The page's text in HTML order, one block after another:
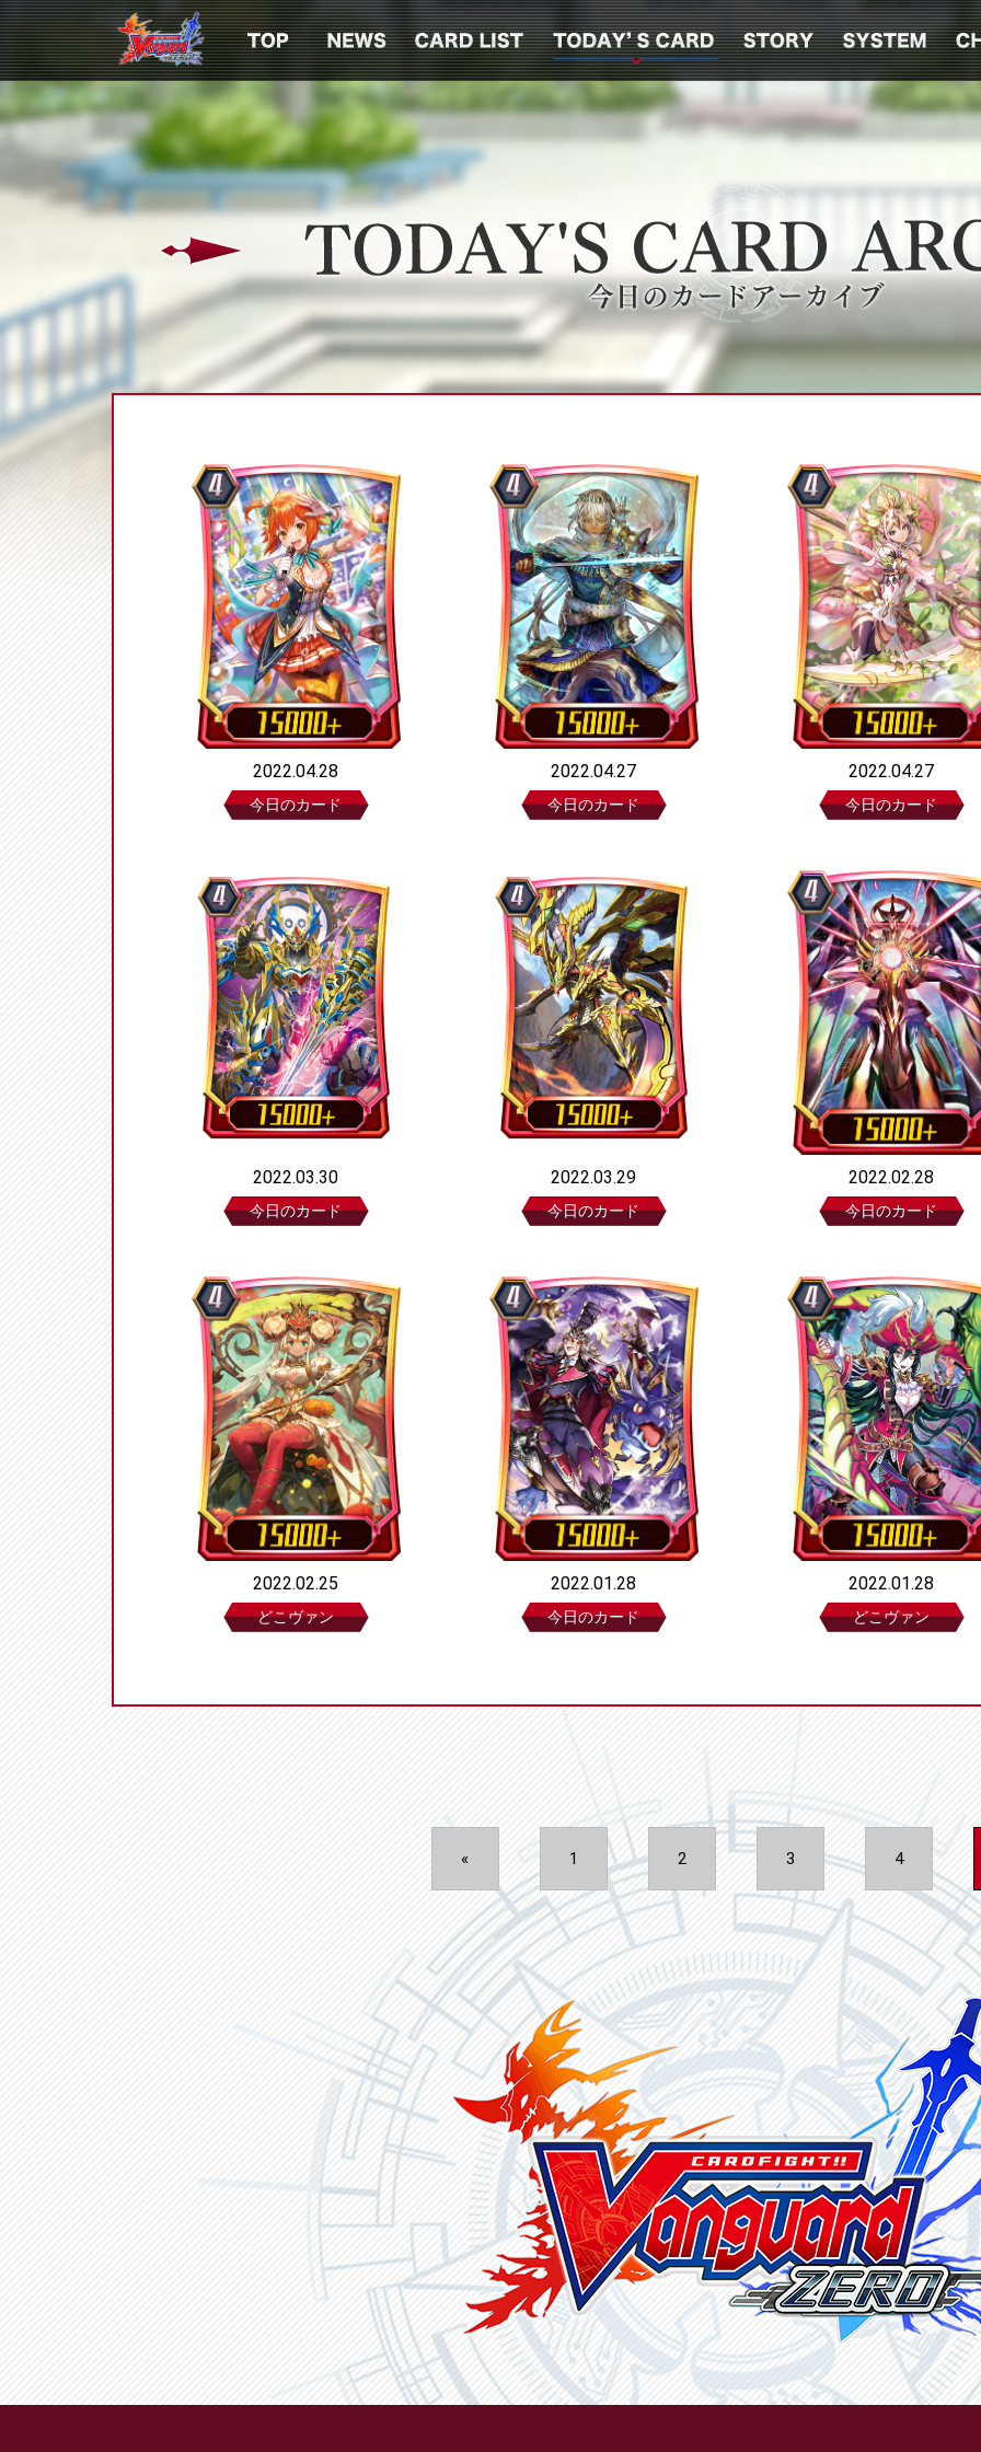
2022.04.28
今日のカード
2022.04.27
今日のカード
2022.04.27
今日のカード
2022.03.30
今日のカード
2022.03.29
今日のカード
2022.02.28
今日のカード
2022.02.25
どこヴァン
2022.01.28
今日のカード
2022.01.28
どこヴァン
« 1 2 3 4